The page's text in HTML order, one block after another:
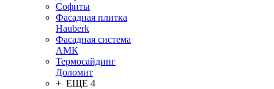
Софиты
Фасадная плитка
Hauberk
Фасадная система
АМК
Термосайдинг
Доломит
+ ЕЩЕ 4